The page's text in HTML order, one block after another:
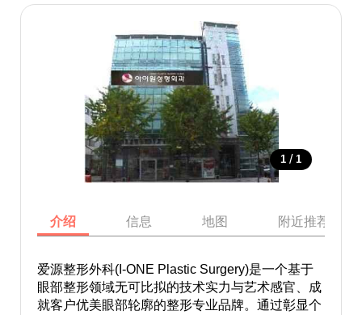
1 / 1
介绍 信息 地图 附近推荐景点
爱源整形外科(I-ONE Plastic Surgery)是一个基于
眼部整形领域无可比拟的技术实力与艺术感官、成
就客户优美眼部轮廓的整形专业品牌。通过彰显个